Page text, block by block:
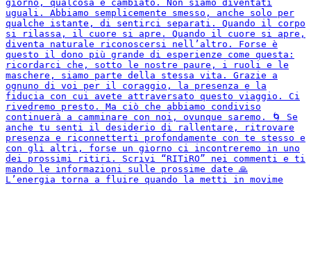
L’energia torna a fluire quando la metti in movime